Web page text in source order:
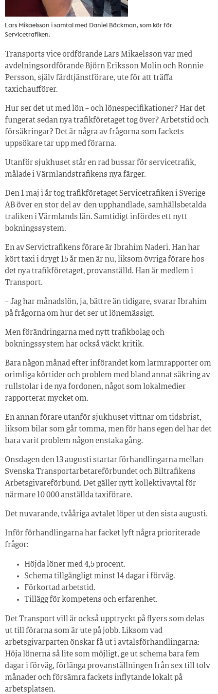
Lars Mikaelsson i samtal med Daniel Bäckman, som kör för
Servicetrafiken.
Transports vice ordförande Lars Mikaelsson var med
avdelningsordförande Björn Eriksson Molin och Ronnie
Persson, själv färdtjänstförare, ute för att träffa
taxichaufförer.
Hur ser det ut med lön – och lönespecifikationer? Har det
fungerat sedan nya trafikföretaget tog över? Arbetstid och
försäkringar? Det är några av frågorna som fackets
uppsökare tar upp med förarna.
Utanför sjukhuset står en rad bussar för servicetrafik,
målade i Värmlandstrafikens nya färger.
Den 1 maj i år tog trafikföretaget Servicetrafiken i Sverige
AB över en stor del av den upphandlade, samhällsbetalda
trafiken i Värmlands län. Samtidigt infördes ett nytt
bokningssystem.
En av Servictrafikens förare är Ibrahim Naderi. Han har
kört taxi i drygt 15 år men är nu, liksom övriga förare hos
det nya trafikföretaget, provanställd. Han är medlem i
Transport.
– Jag har månadslön, ja, bättre än tidigare, svarar Ibrahim
på frågorna om hur det ser ut lönemässigt.
Men förändringarna med nytt trafikbolag och
bokningssystem har också väckt kritik.
Bara någon månad efter införandet kom larmrapporter om
orimliga körtider och problem med bland annat säkring av
rullstolar i de nya fordonen, något som lokalmedier
rapporterat mycket om.
En annan förare utanför sjukhuset vittnar om tidsbrist,
liksom bilar som går tomma, men för hans egen del har det
bara varit problem någon enstaka gång.
Onsdagen den 13 augusti startar förhandlingarna mellan
Svenska Transportarbetareförbundet och Biltrafikens
Arbetsgivareförbund. Det gäller nytt kollektivavtal för
närmare 10 000 anställda taxiförare.
Det nuvarande, tvååriga avtalet löper ut den sista augusti.
Inför förhandlingarna har facket lyft några prioriterade
frågor:
Höjda löner med 4,5 procent.
Schema tillgängligt minst 14 dagar i förväg.
Förkortad arbetstid.
Tillägg för kompetens och erfarenhet.
Det Transport vill är också upptryckt på flyers som delas
ut till förarna som är ute på jobb. Liksom vad
arbetsgivarparten önskar få ut i avtalsförhandlingarna:
Höja lönerna så lite som möjligt, ge ut schema bara fem
dagar i förväg, förlänga provanställningen från sex till tolv
månader och försämra fackets inflytande lokalt på
arbetsplatsen.